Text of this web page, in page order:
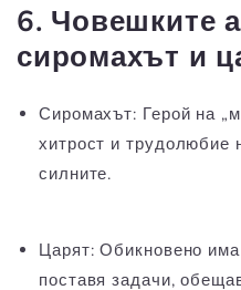
6. Човешките
сиромахът и
Сиромахът: Герой на
хитрост и трудолюбие
силните.
Царят: Обикновено
поставя задачи,